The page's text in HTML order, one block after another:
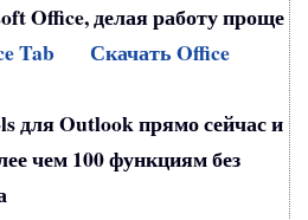
Office, делая работу проще
Tab
Скачать Office
для Outlook прямо сейчас и
чем 100 функциям без